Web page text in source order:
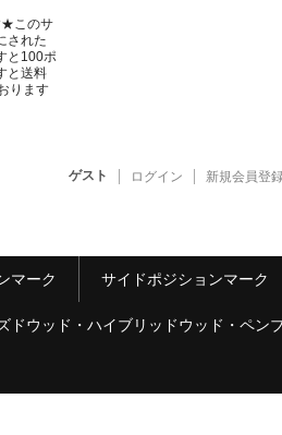
★このサ
された
と100ポ
と送料
ります
ゲスト ログイン 新規会員登
マーク サイドポジションマーク
ドウッド・ハイブリッドウッド・ペン